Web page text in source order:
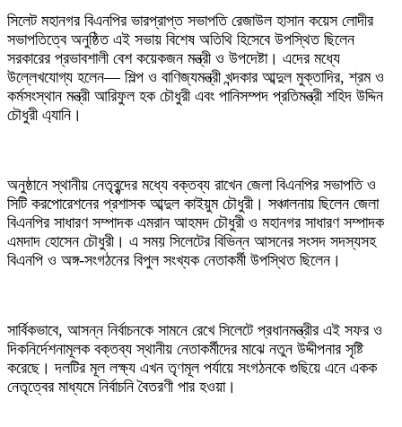
‎সিলেট মহানগর বিএনপির ভারপ্রাপ্ত সভাপতি রেজাউল হাসান কয়েস লোদীর
সভাপতিত্বে অনুষ্ঠিত এই সভায় বিশেষ অতিথি হিসেবে উপস্থিত ছিলেন
সরকারের প্রভাবশালী বেশ কয়েকজন মন্ত্রী ও উপদেষ্টা। এদের মধ্যে
উল্লেখযোগ্য হলেন— শিল্প ও বাণিজ্যমন্ত্রী খন্দকার আব্দুল মুক্তাদির, শ্রম ও
কর্মসংস্থান মন্ত্রী আরিফুল হক চৌধুরী এবং পানিসম্পদ প্রতিমন্ত্রী শহিদ উদ্দিন
চৌধুরী এ্যানি।
‎অনুষ্ঠানে স্থানীয় নেতৃবৃন্দের মধ্যে বক্তব্য রাখেন জেলা বিএনপির সভাপতি ও
সিটি করপোরেশনের প্রশাসক আব্দুল কাইয়ুম চৌধুরী। সঞ্চালনায় ছিলেন জেলা
বিএনপির সাধারণ সম্পাদক এমরান আহমদ চৌধুরী ও মহানগর সাধারণ সম্পাদক
এমদাদ হোসেন চৌধুরী। এ সময় সিলেটের বিভিন্ন আসনের সংসদ সদস্যসহ
বিএনপি ও অঙ্গ-সংগঠনের বিপুল সংখ্যক নেতাকর্মী উপস্থিত ছিলেন।
‎সার্বিকভাবে, আসন্ন নির্বাচনকে সামনে রেখে সিলেটে প্রধানমন্ত্রীর এই সফর ও
দিকনির্দেশনামূলক বক্তব্য স্থানীয় নেতাকর্মীদের মাঝে নতুন উদ্দীপনার সৃষ্টি
করেছে। দলটির মূল লক্ষ্য এখন তৃণমূল পর্যায়ে সংগঠনকে গুছিয়ে এনে একক
নেতৃত্বের মাধ্যমে নির্বাচনি বৈতরণী পার হওয়া।